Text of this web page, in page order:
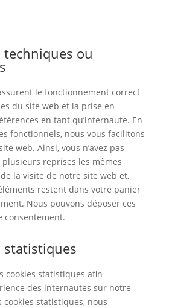
techniques ou
le fonctionnement correct
du site web et la prise en
en tant qu’internaute. En
fonctionnels, nous vous facilitons
web. Ainsi, vous n’avez pas
reprises les mêmes
la visite de notre site web et,
restent dans votre panier
Nous pouvons déposer ces
consentement.
statistiques
cookies statistiques afin
des internautes sur notre
cookies statistiques, nous